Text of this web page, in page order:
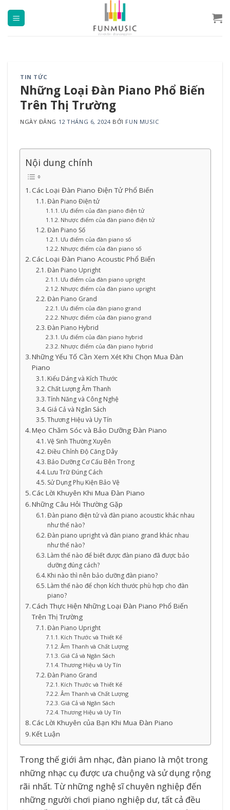
đến
TIN TỨC
Những Loại Đàn Piano Phổ Biến
Trên Thị Trường
NGÀY ĐĂNG 12 THÁNG 6, 2024BỞI FUN MUSIC
Nội dung chính
Các Loại Đàn Piano Điện Tử Phổ Biến
Đàn Piano Điện tử
Ưu điểm của đàn piano điện tử
Nhược điểm của đàn piano điện tử
Đàn Piano Số
Ưu điểm của đàn piano số
Nhược điểm của đàn piano số
Các Loại Đàn Piano Acoustic Phổ Biến
Đàn Piano Upright
Ưu điểm của đàn piano upright
Nhược điểm của đàn piano upright
Đàn Piano Grand
Ưu điểm của đàn piano grand
Nhược điểm của đàn piano grand
Đàn Piano Hybrid
Ưu điểm của đàn piano hybrid
Nhược điểm của đàn piano hybrid
Những Yếu Tố Cần Xem Xét Khi Chọn Mua Đàn
Piano
Kiểu Dáng và Kích Thước
Chất Lượng Âm Thanh
Tính Năng và Công Nghệ
Giá Cả và Ngân Sách
Thương Hiệu và Uy Tín
Mẹo Chăm Sóc và Bảo Dưỡng Đàn Piano
Vệ Sinh Thường Xuyên
Điều Chỉnh Độ Căng Dây
Bảo Dưỡng Cơ Cấu Bên Trong
Lưu Trữ Đúng Cách
Sử Dụng Phụ Kiện Bảo Vệ
Các Lời Khuyên Khi Mua Đàn Piano
Những Câu Hỏi Thường Gặp
Đàn piano điện tử và đàn piano acoustic khác nhau
như thế nào?
Đàn piano upright và đàn piano grand khác nhau
như thế nào?
Làm thế nào để biết được đàn piano đã được bảo
dưỡng đúng cách?
Khi nào thì nên bảo dưỡng đàn piano?
Làm thế nào để chọn kích thước phù hợp cho đàn
piano?
Cách Thực Hiện Những Loại Đàn Piano Phổ Biến
Trên Thị Trường
Đàn Piano Upright
Kích Thước và Thiết Kế
Âm Thanh và Chất Lượng
Giá Cả và Ngân Sách
Thương Hiệu và Uy Tín
Đàn Piano Grand
Kích Thước và Thiết Kế
Âm Thanh và Chất Lượng
Giá Cả và Ngân Sách
Thương Hiệu và Uy Tín
Các Lời Khuyên của Bạn Khi Mua Đàn Piano
Kết Luận
Trong thế giới âm nhạc, đàn piano là một trong
những nhạc cụ được ưa chuộng và sử dụng rộng
rãi nhất. Từ những nghệ sĩ chuyên nghiệp đến
những người chơi piano nghiệp dư, tất cả đều